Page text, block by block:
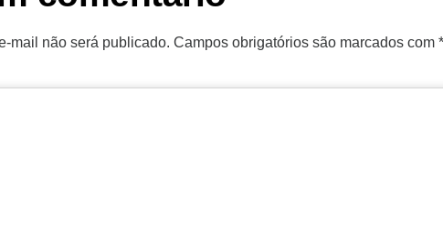
mail não será publicado. Campos obrigatórios são marcados com *